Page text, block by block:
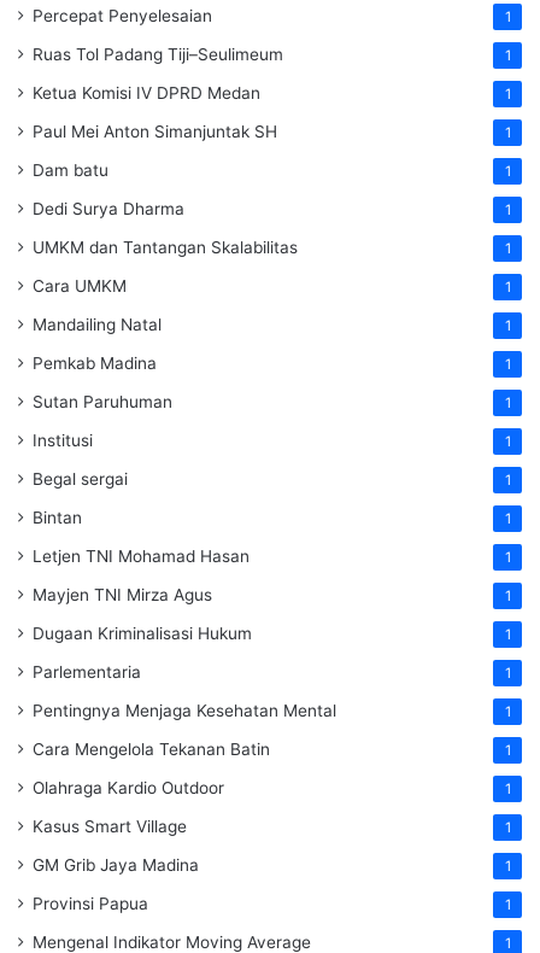
Percepat Penyelesaian 1
Ruas Tol Padang Tiji–Seulimeum 1
Ketua Komisi IV DPRD Medan 1
Paul Mei Anton Simanjuntak SH 1
Dam batu 1
Dedi Surya Dharma 1
UMKM dan Tantangan Skalabilitas 1
Cara UMKM 1
Mandailing Natal 1
Pemkab Madina 1
Sutan Paruhuman 1
Institusi 1
Begal sergai 1
Bintan 1
Letjen TNI Mohamad Hasan 1
Mayjen TNI Mirza Agus 1
Dugaan Kriminalisasi Hukum 1
Parlementaria 1
Pentingnya Menjaga Kesehatan Mental 1
Cara Mengelola Tekanan Batin 1
Olahraga Kardio Outdoor 1
Kasus Smart Village 1
GM Grib Jaya Madina 1
Provinsi Papua 1
Mengenal Indikator Moving Average 1